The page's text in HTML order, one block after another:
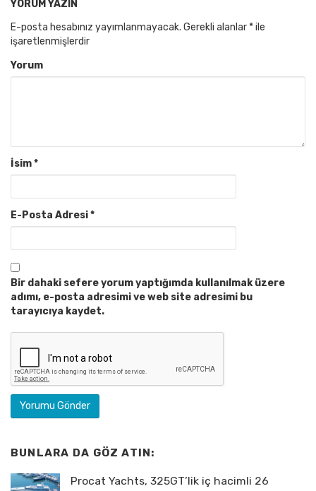
YORUM YAZIN
E-posta hesabınız yayımlanmayacak. Gerekli alanlar *ile
işaretlenmişlerdir
Yorum
İsim*
E-Posta Adresi*
Bir dahaki sefere yorum yaptığımda kullanılmak üzere
adımı, e-posta adresimi ve web site adresimi bu
tarayıcıya kaydet.
BUNLARA DA GÖZ ATIN:
Procat Yachts, 325GT’lik iç hacimli 26